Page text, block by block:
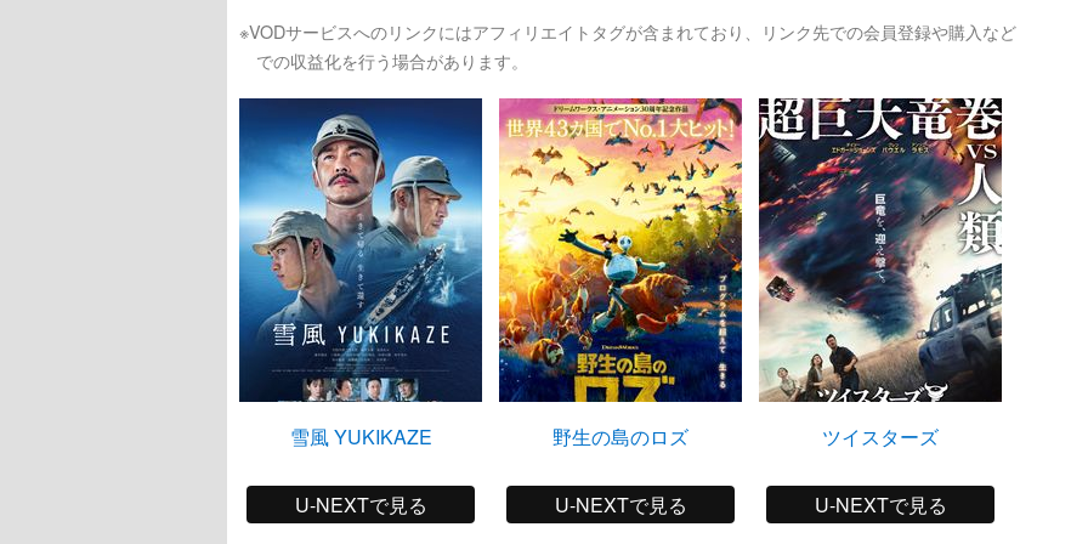
※VODサービスへのリンクにはアフィリエイトタグが含まれており、リンク先での会員登録や購入など
での収益化を行う場合があります。
雪風 YUKIKAZE
U-NEXTで見る
野生の島のロズ
U-NEXTで見る
ツイスターズ
U-NEXTで見る